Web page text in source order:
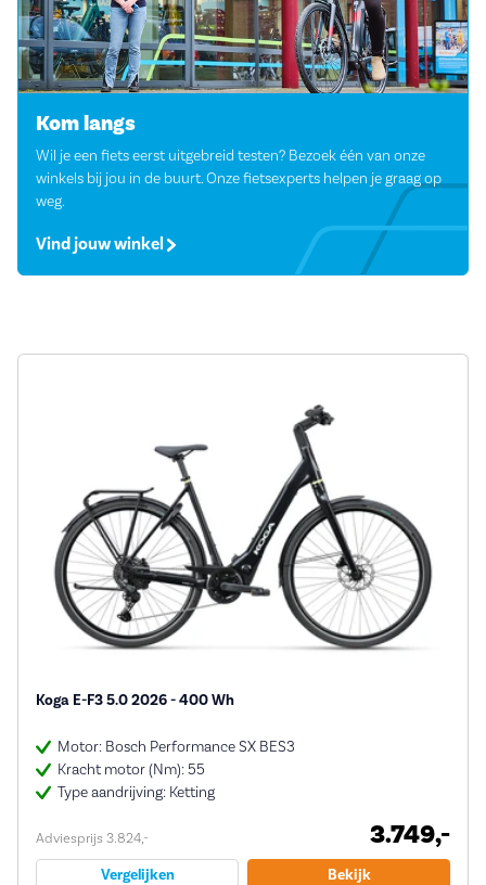
Kom langs
Wil je een fiets eerst uitgebreid testen? Bezoek één van onze
winkels bij jou in de buurt. Onze fietsexperts helpen je graag op
weg.
Vind jouw winkel
Koga E-F3 5.0 2026 - 400 Wh
Motor: Bosch Performance SX BES3
Kracht motor (Nm): 55
Type aandrijving: Ketting
Adviesprijs 3.824,- 3.749,-
Vergelijken Bekijk